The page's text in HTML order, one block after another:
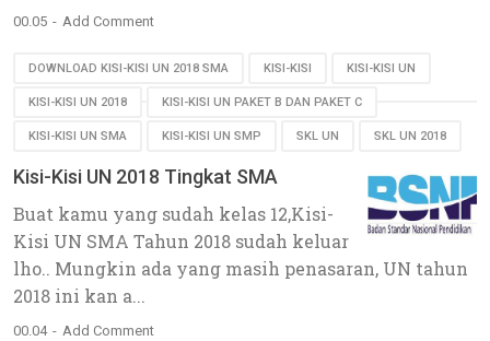
00.05 Add Comment
DOWNLOAD KISI-KISI UN 2018 SMA KISI-KISI KISI-KISI UN
KISI-KISI UN 2018 KISI-KISI UN PAKET B DAN PAKET C
KISI-KISI UN SMA KISI-KISI UN SMP SKL UN SKL UN 2018
Kisi-Kisi UN 2018 Tingkat SMA
Buat kamu yang sudah kelas 12,Kisi-
Kisi UN SMA Tahun 2018 sudah keluar
lho.. Mungkin ada yang masih penasaran, UN tahun
2018 ini kan a...
00.04 Add Comment